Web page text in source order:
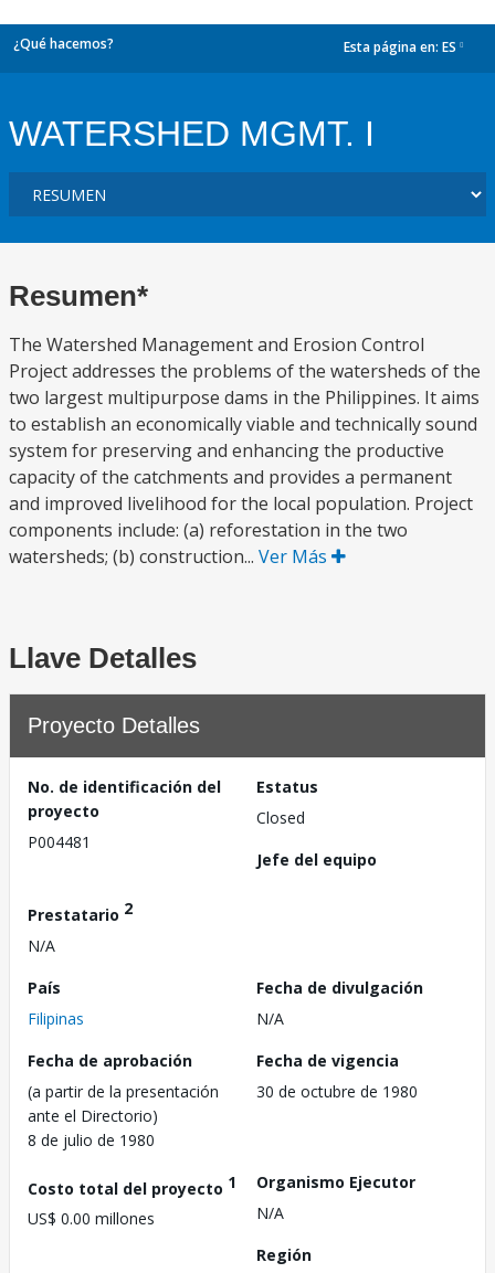
¿Qué hacemos? Esta página en: ES
WATERSHED MGMT. I
Resumen*
The Watershed Management and Erosion Control
Project addresses the problems of the watersheds of the
two largest multipurpose dams in the Philippines. It aims
to establish an economically viable and technically sound
system for preserving and enhancing the productive
capacity of the catchments and provides a permanent
and improved livelihood for the local population. Project
components include: (a) reforestation in the two
watersheds; (b) construction... Ver Más
Llave Detalles
Proyecto Detalles
No. de identificación del
proyecto
P004481
Estatus
Closed
Jefe del equipo
Prestatario 2
N/A
País
Filipinas
Fecha de divulgación
N/A
Fecha de aprobación
(a partir de la presentación
ante el Directorio)
8 de julio de 1980
Fecha de vigencia
30 de octubre de 1980
Costo total del proyecto 1
US$ 0.00 millones
Organismo Ejecutor
N/A
Región